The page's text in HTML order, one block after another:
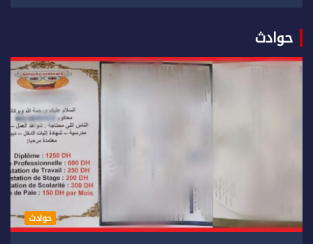
حوادث
حوادث